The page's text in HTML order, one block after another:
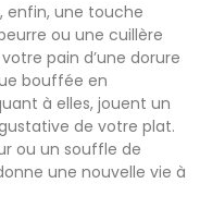
enfin, une touche
ou une cuillère
pain d’une dorure
bouffée en
à elles, jouent un
de votre plat.
ou un souffle de
une nouvelle vie à